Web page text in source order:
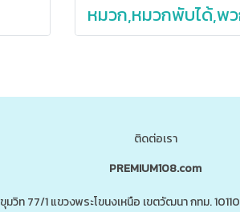
ติดต่อเรา
PREMIUM108.com
วิท 77/1 แขวงพระโขนงเหนือ เขตวัฒนา กทม. 10110